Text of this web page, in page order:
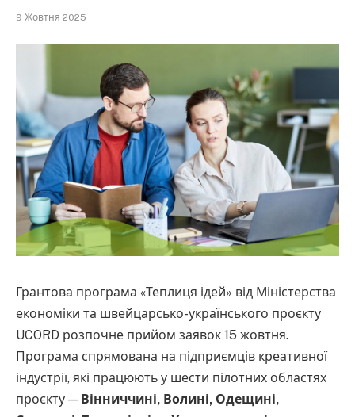
9 Жовтня 2025
Грантова програма «Теплиця ідей» від Міністерства
економіки та швейцарсько-українського проєкту
UCORD розпочне прийом заявок 15 жовтня.
Програма спрямована на підприємців креативної
індустрії, які працюють у шести пілотних областях
проєкту — Вінниччині, Волині, Одещині,